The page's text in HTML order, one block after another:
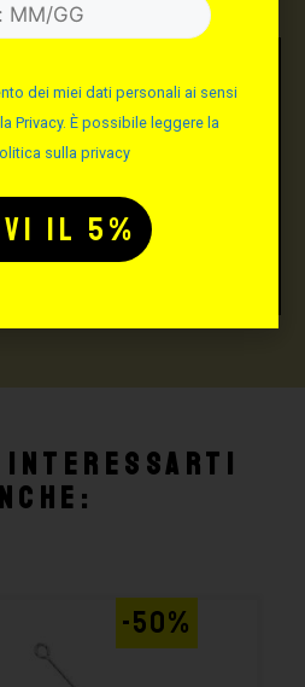
interessarti
-50%
dei miei dati personali ai sensi
Privacy. È possibile leggere la
sulla privacy